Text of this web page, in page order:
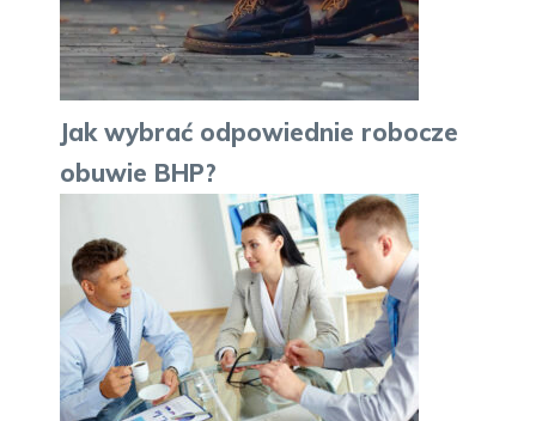
Jak wybrać odpowiednie robocze
obuwie BHP?